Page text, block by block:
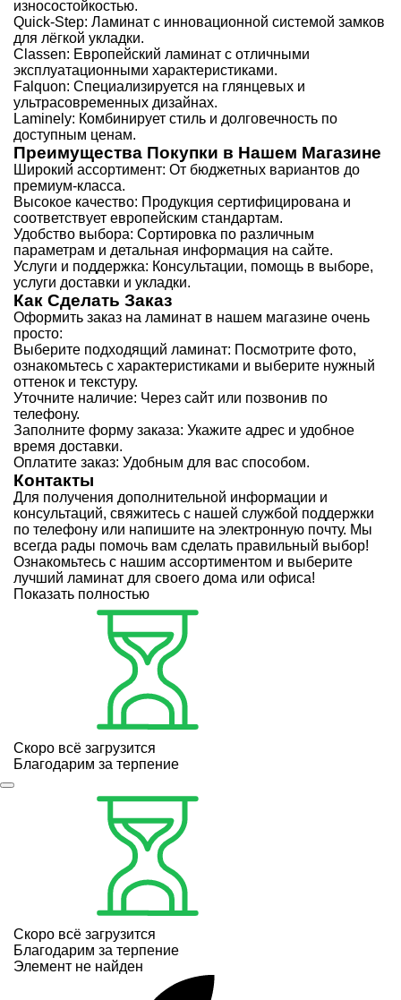
износостойкостью.
Quick-Step: Ламинат с инновационной системой замков
для лёгкой укладки.
Classen: Европейский ламинат с отличными
эксплуатационными характеристиками.
Falquon: Специализируется на глянцевых и
ультрасовременных дизайнах.
Laminely: Комбинирует стиль и долговечность по
доступным ценам.
Преимущества Покупки в Нашем Магазине
Широкий ассортимент: От бюджетных вариантов до
премиум-класса.
Высокое качество: Продукция сертифицирована и
соответствует европейским стандартам.
Удобство выбора: Сортировка по различным
параметрам и детальная информация на сайте.
Услуги и поддержка: Консультации, помощь в выборе,
услуги доставки и укладки.
Как Сделать Заказ
Оформить заказ на ламинат в нашем магазине очень
просто:
Выберите подходящий ламинат: Посмотрите фото,
ознакомьтесь с характеристиками и выберите нужный
оттенок и текстуру.
Уточните наличие: Через сайт или позвонив по
телефону.
Заполните форму заказа: Укажите адрес и удобное
время доставки.
Оплатите заказ: Удобным для вас способом.
Контакты
Для получения дополнительной информации и
консультаций, свяжитесь с нашей службой поддержки
по телефону или напишите на электронную почту. Мы
всегда рады помочь вам сделать правильный выбор!
Ознакомьтесь с нашим ассортиментом и выберите
лучший ламинат для своего дома или офиса!
Показать полностью
Скоро всё загрузится
Благодарим за терпение
Скоро всё загрузится
Благодарим за терпение
Элемент не найден